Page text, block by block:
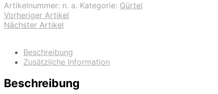
Artikelnummer: n. a. Kategorie: Gürtel
Vorheriger Artikel
Nächster Artikel
Beschreibung
Zusätzliche Information
Beschreibung